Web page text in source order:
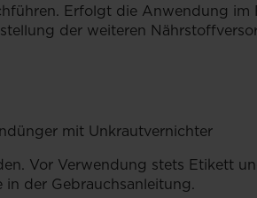
Erfolgt die Anwendung
der weiteren
mit Unkrautvernichter
Vor Verwendung stets Etikett
der Gebrauchsanleitung.